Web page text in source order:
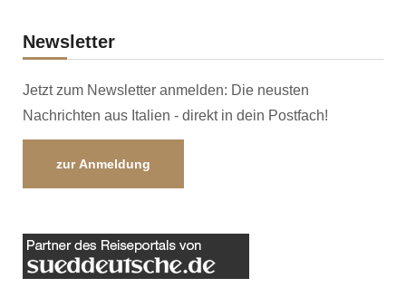
Newsletter
Jetzt zum Newsletter anmelden: Die neusten
Nachrichten aus Italien - direkt in dein Postfach!
zur Anmeldung